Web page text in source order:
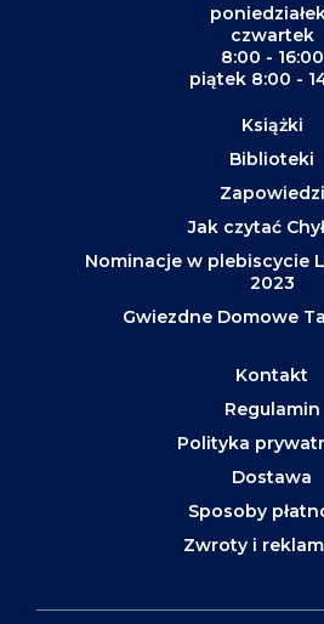
czwartek
8:00 - 16:00
piątek 8:00 -
Książki
Biblioteki
Zapowiedzi
Jak czytać
Nominacje w plebiscycie
2023
Gwiezdne Domowe
Kontakt
Regulamin
Polityka
Dostawa
Sposoby
Zwroty i